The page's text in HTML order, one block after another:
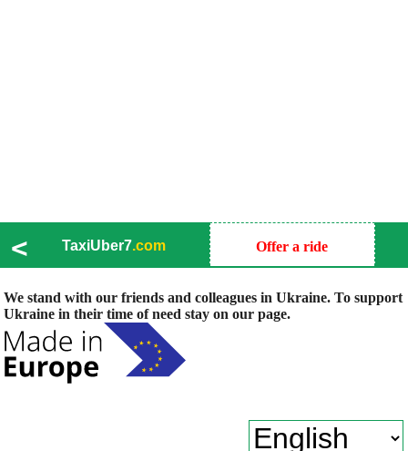
< TaxiUber7.com Offer a ride
We stand with our friends and colleagues in Ukraine. To support
Ukraine in their time of need stay on our page.